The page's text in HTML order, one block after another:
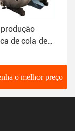
de cola de
o melhor preço